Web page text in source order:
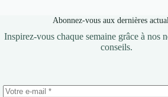
Abonnez-vous aux dernières
Inspirez-vous chaque semaine grâce à nos
conseils.